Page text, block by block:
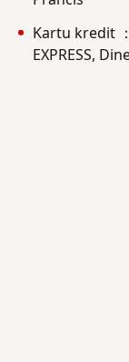
Kartu kredit
EXPRESS,